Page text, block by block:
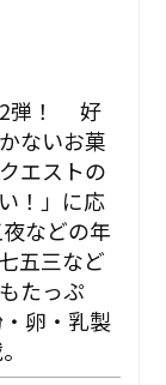
2弾！ 好
ないお菓
エストの
！」に応
などの年
五三など
たっぷ
卵・乳製